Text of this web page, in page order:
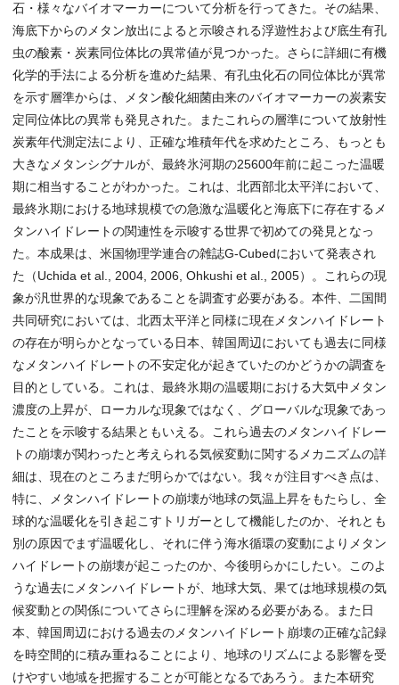
石・様々なバイオマーカーについて分析を行ってきた。その結果、
海底下からのメタン放出によると示唆される浮遊性および底生有孔
虫の酸素・炭素同位体比の異常値が見つかった。さらに詳細に有機
化学的手法による分析を進めた結果、有孔虫化石の同位体比が異常
を示す層準からは、メタン酸化細菌由来のバイオマーカーの炭素安
定同位体比の異常も発見された。またこれらの層準について放射性
炭素年代測定法により、正確な堆積年代を求めたところ、もっとも
大きなメタンシグナルが、最終氷河期の25600年前に起こった温暖
期に相当することがわかった。これは、北西部北太平洋において、
最終氷期における地球規模での急激な温暖化と海底下に存在するメ
タンハイドレートの関連性を示唆する世界で初めての発見となっ
た。本成果は、米国物理学連合の雑誌G-Cubedにおいて発表され
た（Uchida et al., 2004, 2006, Ohkushi et al., 2005）。これらの現
象が汎世界的な現象であることを調査す必要がある。本件、二国間
共同研究においては、北西太平洋と同様に現在メタンハイドレート
の存在が明らかとなっている日本、韓国周辺においても過去に同様
なメタンハイドレートの不安定化が起きていたのかどうかの調査を
目的としている。これは、最終氷期の温暖期における大気中メタン
濃度の上昇が、ローカルな現象ではなく、グローバルな現象であっ
たことを示唆する結果ともいえる。これら過去のメタンハイドレー
トの崩壊が関わったと考えられる気候変動に関するメカニズムの詳
細は、現在のところまだ明らかではない。我々が注目すべき点は、
特に、メタンハイドレートの崩壊が地球の気温上昇をもたらし、全
球的な温暖化を引き起こすトリガーとして機能したのか、それとも
別の原因でまず温暖化し、それに伴う海水循環の変動によりメタン
ハイドレートの崩壊が起こったのか、今後明らかにしたい。このよ
うな過去にメタンハイドレートが、地球大気、果ては地球規模の気
候変動との関係についてさらに理解を深める必要がある。また日
本、韓国周辺における過去のメタンハイドレート崩壊の正確な記録
を時空間的に積み重ねることにより、地球のリズムによる影響を受
けやすい地域を把握することが可能となるであろう。また本研究